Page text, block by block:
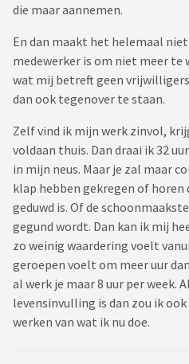
die maar aannemen.
En dan maakt het helemaal
medewerker is om niet meer te
wat mij betreft geen
dan ook tegenover te staan.
Zelf vind ik mijn werk zinvol,
voldaan thuis. Dan draai ik 32
in mijn neus. Maar je zal maar
klap hebben gekregen of horen
geduwd is. Of de
gegund wordt. Dan kan ik mij
zo weinig waardering voelt
geroepen voelt om meer uur
al werk je maar 8 uur per week.
levensinvulling is dan zou ik
werken van wat ik nu doe.